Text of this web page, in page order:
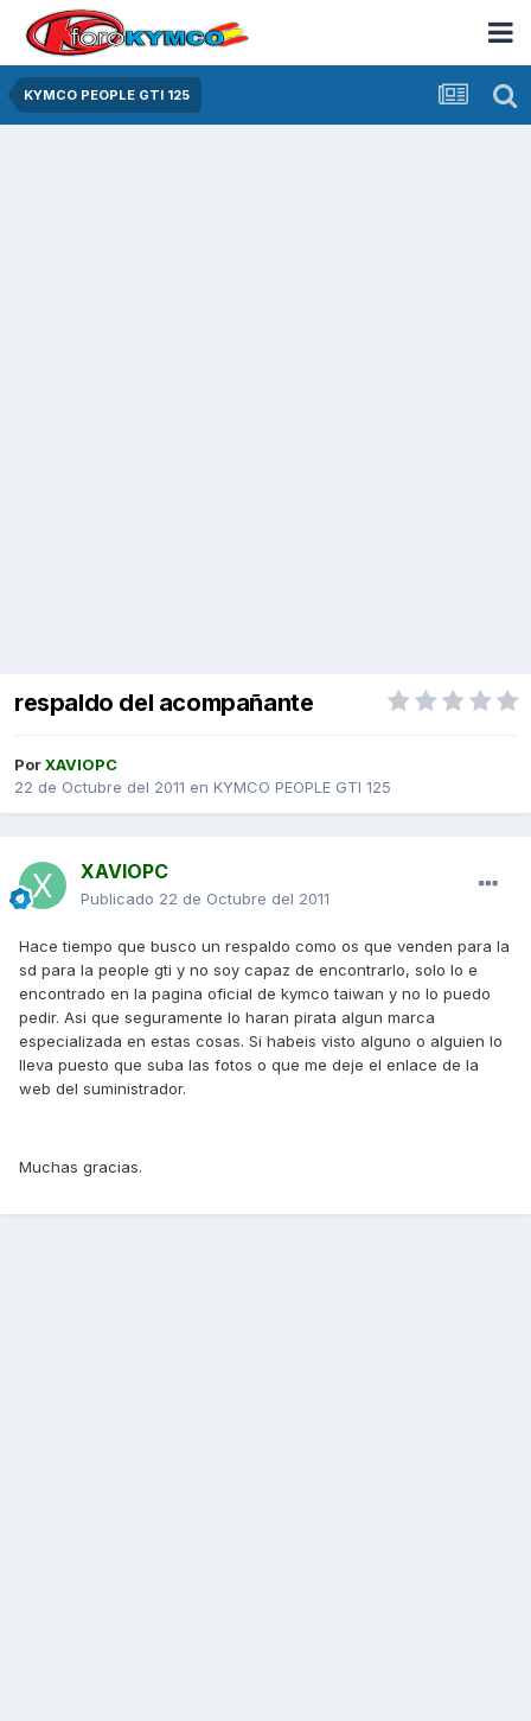
KYMCO PEOPLE GTI 125
respaldo del acompañante
PorXAVIOPC
22 de Octubre del 2011 en KYMCO PEOPLE GTI 125
XAVIOPC
Publicado 22 de Octubre del 2011
Hace tiempo que busco un respaldo como os que venden para la
sd para la people gti y no soy capaz de encontrarlo, solo lo e
encontrado en la pagina oficial de kymco taiwan y no lo puedo
pedir. Asi que seguramente lo haran pirata algun marca
especializada en estas cosas. Si habeis visto alguno o alguien lo
lleva puesto que suba las fotos o que me deje el enlace de la
web del suministrador.
Muchas gracias.